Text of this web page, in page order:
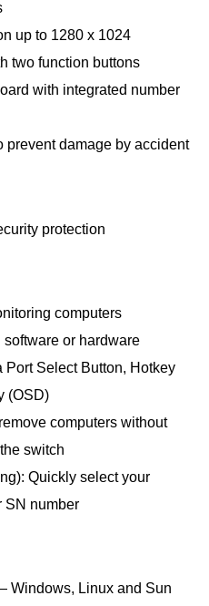
up to 1280 x 1024
two function buttons
with integrated number
prevent damage by accident
protection
computers
or hardware
Select Button, Hotkey
(OSD)
computers without
switch
Quickly select your
SN number
Windows, Linux and Sun